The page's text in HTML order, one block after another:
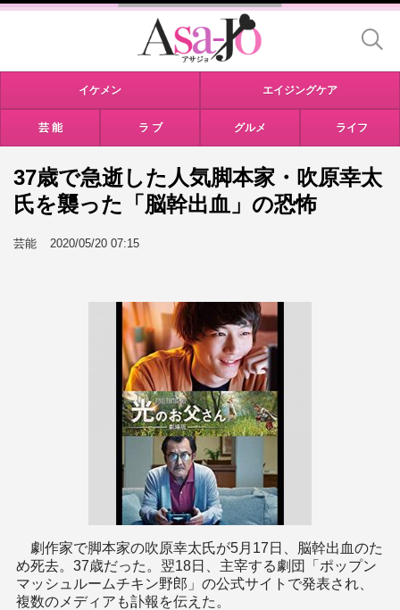
イケメン エイジングケア
芸 能 ラ ブ グルメ ライフ
37歳で急逝した人気脚本家・吹原幸太
氏を襲った「脳幹出血」の恐怖
芸能 2020/05/20 07:15
劇作家で脚本家の吹原幸太氏が5月17日、脳幹出血のた
め死去。37歳だった。翌18日、主宰する劇団「ポップン
マッシュルームチキン野郎」の公式サイトで発表され、
複数のメディアも訃報を伝えた。